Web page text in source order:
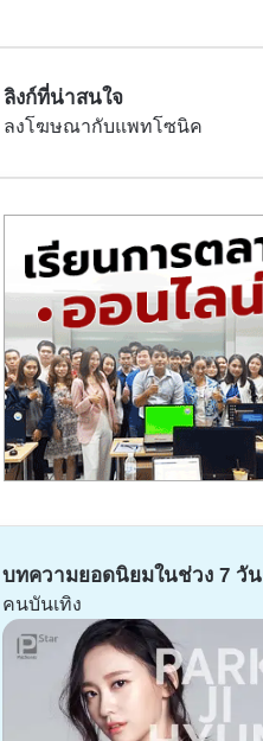
ลิงก์ที่น่าสนใจ
ลงโฆษณากับแพทโซนิค
บทความยอดนิยมในช่วง 7 วัน
คนบันเทิง